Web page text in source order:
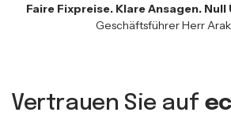
Faire Fixpreise. Klare Ansagen.
Geschäftsführer Herr
Vertrauen Sie auf